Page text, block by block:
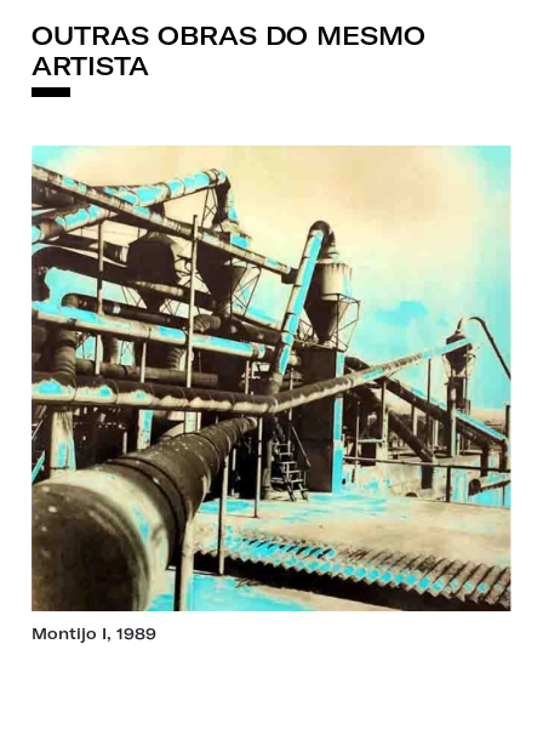
OUTRAS OBRAS DO MESMO
ARTISTA
Montijo I, 1989